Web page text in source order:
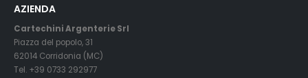
AZIENDA
Cartechini Argenterie Srl
Piazza del popolo, 31
62014 Corridonia (MC)
Tel. +39 0733 292977